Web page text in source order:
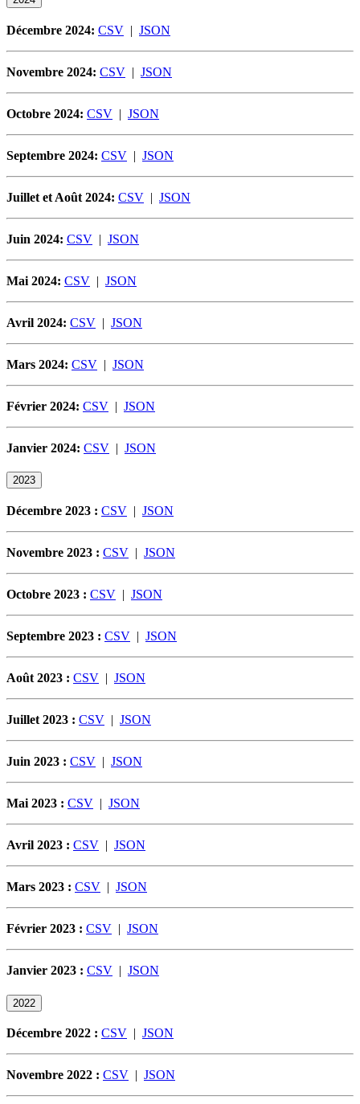
Décembre 2024: CSV | JSON
Novembre 2024: CSV | JSON
Octobre 2024: CSV | JSON
Septembre 2024: CSV | JSON
Juillet et Août 2024: CSV | JSON
Juin 2024: CSV | JSON
Mai 2024: CSV | JSON
Avril 2024: CSV | JSON
Mars 2024: CSV | JSON
Février 2024: CSV | JSON
Janvier 2024: CSV | JSON
2023
Décembre 2023 : CSV | JSON
Novembre 2023 : CSV | JSON
Octobre 2023 : CSV | JSON
Septembre 2023 : CSV | JSON
Août 2023 : CSV | JSON
Juillet 2023 : CSV | JSON
Juin 2023 : CSV | JSON
Mai 2023 : CSV | JSON
Avril 2023 : CSV | JSON
Mars 2023 : CSV | JSON
Février 2023 : CSV | JSON
Janvier 2023 : CSV | JSON
2022
Décembre 2022 : CSV | JSON
Novembre 2022 : CSV | JSON